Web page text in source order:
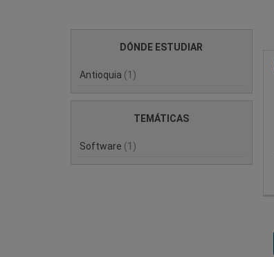
DÓNDE ESTUDIAR
Antioquia (1)
TEMÁTICAS
Software (1)